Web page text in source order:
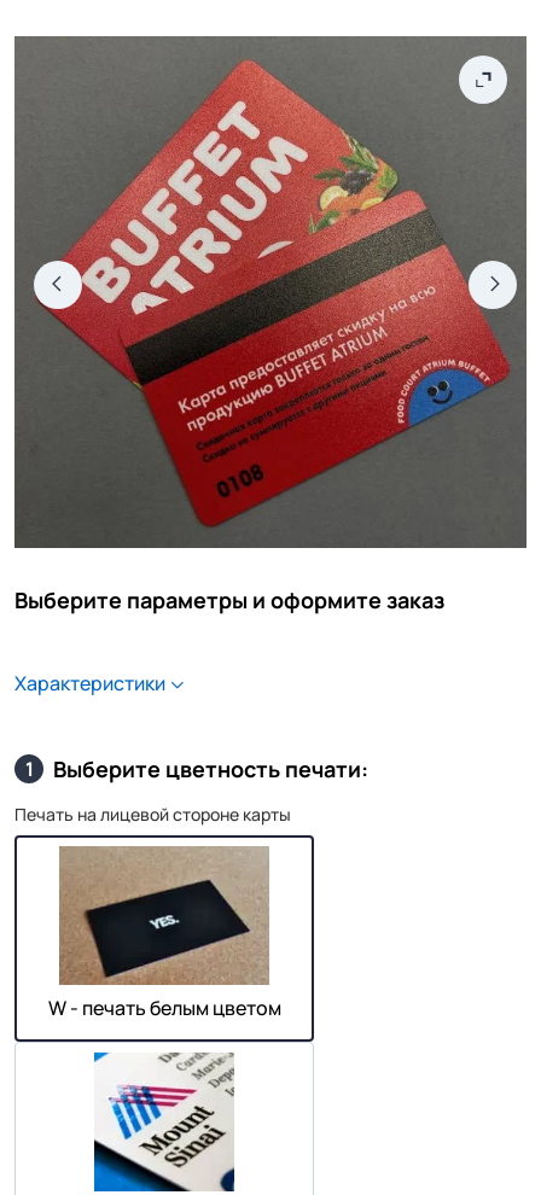
Выберите параметры и оформите заказ
Характеристики
1 Выберите цветность печати:
Печать на лицевой стороне карты
W - печать белым цветом